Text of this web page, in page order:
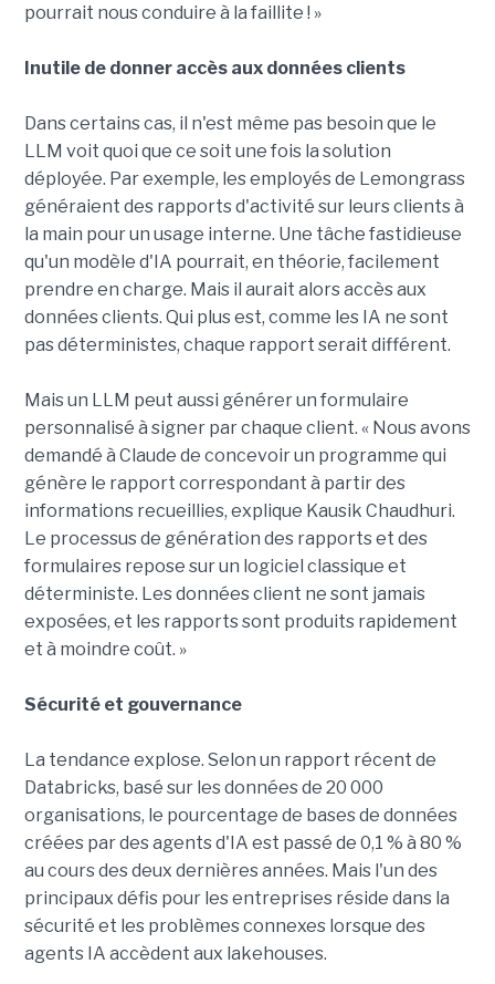
pourrait nous conduire à la faillite ! »
Inutile de donner accès aux données clients
Dans certains cas, il n'est même pas besoin que le
LLM voit quoi que ce soit une fois la solution
déployée. Par exemple, les employés de Lemongrass
généraient des rapports d'activité sur leurs clients à
la main pour un usage interne. Une tâche fastidieuse
qu'un modèle d'IA pourrait, en théorie, facilement
prendre en charge. Mais il aurait alors accès aux
données clients. Qui plus est, comme les IA ne sont
pas déterministes, chaque rapport serait différent.
Mais un LLM peut aussi générer un formulaire
personnalisé à signer par chaque client. « Nous avons
demandé à Claude de concevoir un programme qui
génère le rapport correspondant à partir des
informations recueillies, explique Kausik Chaudhuri.
Le processus de génération des rapports et des
formulaires repose sur un logiciel classique et
déterministe. Les données client ne sont jamais
exposées, et les rapports sont produits rapidement
et à moindre coût. »
Sécurité et gouvernance
La tendance explose. Selon un rapport récent de
Databricks, basé sur les données de 20 000
organisations, le pourcentage de bases de données
créées par des agents d'IA est passé de 0,1 % à 80 %
au cours des deux dernières années. Mais l'un des
principaux défis pour les entreprises réside dans la
sécurité et les problèmes connexes lorsque des
agents IA accèdent aux lakehouses.